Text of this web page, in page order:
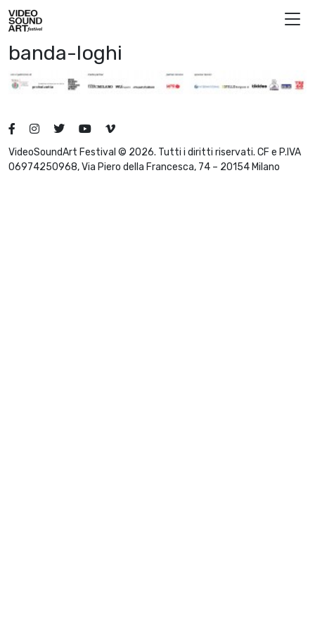
Vai al contenuto
Video Sound Art
banda-loghi
VideoSoundArt Festival © 2026. Tutti i diritti riservati. CF e P.IVA
06974250968, Via Piero della Francesca, 74 – 20154 Milano